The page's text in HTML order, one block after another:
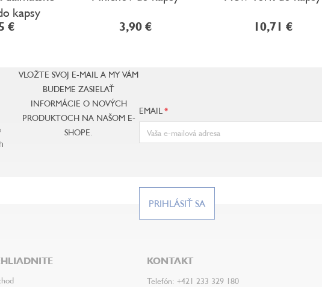
kapsy
€
3,90 €
10,71 €
VLOŽTE SVOJ E-MAIL A MY VÁM
BUDEME ZASIELAŤ
INFORMÁCIE O NOVÝCH
PRODUKTOCH NA NAŠOM E-
SHOPE.
EMAIL
PRIHLÁSIŤ SA
KONTAKT
Telefón: +421 233 329 180